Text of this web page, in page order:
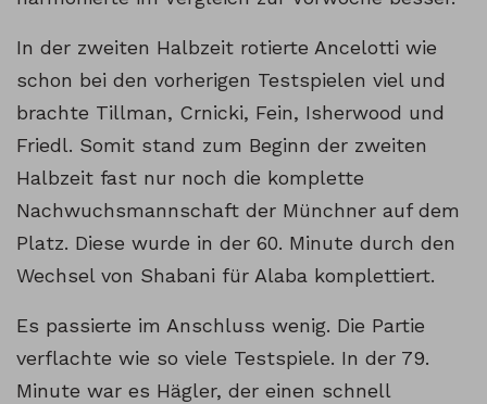
In der zweiten Halbzeit rotierte Ancelotti wie
schon bei den vorherigen Testspielen viel und
brachte Tillman, Crnicki, Fein, Isherwood und
Friedl. Somit stand zum Beginn der zweiten
Halbzeit fast nur noch die komplette
Nachwuchsmannschaft der Münchner auf dem
Platz. Diese wurde in der 60. Minute durch den
Wechsel von Shabani für Alaba komplettiert.
Es passierte im Anschluss wenig. Die Partie
verflachte wie so viele Testspiele. In der 79.
Minute war es Hägler, der einen schnell